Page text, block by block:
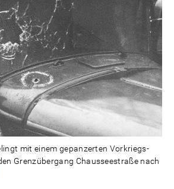
mit einem gepanzerten Vorkriegs-
Grenzübergang Chausseestraße nach